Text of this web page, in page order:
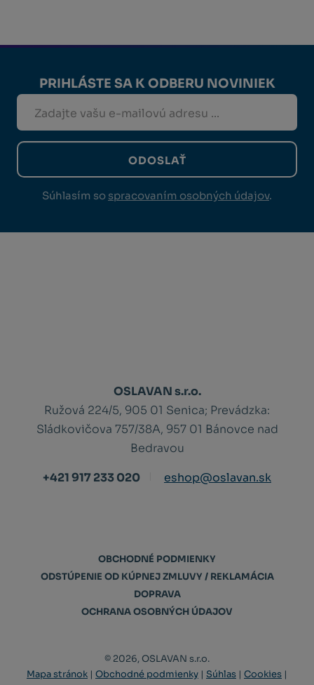
PRIHLÁSTE SA K ODBERU NOVINIEK
ODOSLAŤ
Súhlasím so spracovaním osobných údajov.
OSLAVAN s.r.o.
Ružová 224/5, 905 01 Senica; Prevádzka:
Sládkovičova 757/38A, 957 01 Bánovce nad
Bedravou
+421 917 233 020
eshop@oslavan.sk
OBCHODNÉ PODMIENKY
ODSTÚPENIE OD KÚPNEJ ZMLUVY / REKLAMÁCIA
DOPRAVA
OCHRANA OSOBNÝCH ÚDAJOV
© 2026, OSLAVAN s.r.o.
Mapa stránok | Obchodné podmienky | Súhlas | Cookies |